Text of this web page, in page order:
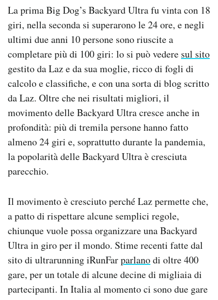
La prima Big Dog’s Backyard Ultra fu vinta con 18
giri, nella seconda si superarono le 24 ore, e negli
ultimi due anni 10 persone sono riuscite a
completare più di 100 giri: lo si può vedere sul sito
gestito da Laz e da sua moglie, ricco di fogli di
calcolo e classifiche, e con una sorta di blog scritto
da Laz. Oltre che nei risultati migliori, il
movimento delle Backyard Ultra cresce anche in
profondità: più di tremila persone hanno fatto
almeno 24 giri e, soprattutto durante la pandemia,
la popolarità delle Backyard Ultra è cresciuta
parecchio.
Il movimento è cresciuto perché Laz permette che,
a patto di rispettare alcune semplici regole,
chiunque vuole possa organizzare una Backyard
Ultra in giro per il mondo. Stime recenti fatte dal
sito di ultrarunning iRunFarparlanodi oltre 400
gare, per un totale di alcune decine di migliaia di
partecipanti. In Italia al momento ci sono due gare